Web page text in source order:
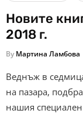
Новите
2018 г.
By Мартина Ламбова
Веднъж в
на пазара,
нашия